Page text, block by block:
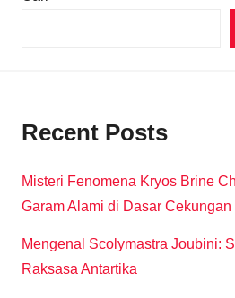
Recent Posts
Misteri Fenomena Kryos Brine
Garam Alami di Dasar Cekungan
Mengenal Scolymastra Joubini:
Raksasa Antartika